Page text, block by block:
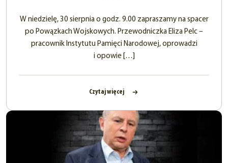
W niedzielę, 30 sierpnia o godz. 9.00 zapraszamy na spacer
po Powązkach Wojskowych. Przewodniczka Eliza Pelc –
pracownik Instytutu Pamięci Narodowej, oprowadzi
i opowie […]
Czytaj więcej